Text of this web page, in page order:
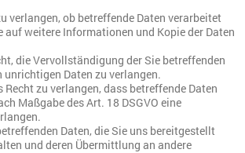
verlangen, ob betreffende Daten verarbeitet
weitere Informationen und Kopie der Daten
die Vervollständigung der Sie betreffenden
Daten zu verlangen.
zu verlangen, dass betreffende Daten
Maßgabe des Art. 18 DSGVO eine
Daten, die Sie uns bereitgestellt
und deren Übermittlung an andere